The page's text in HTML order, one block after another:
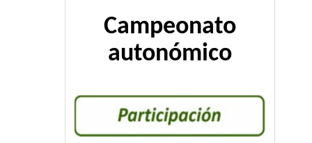
Campeonato
autonómico